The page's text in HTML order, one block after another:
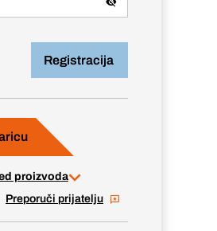
Registracija
proizvoda
Preporuči prijatelju